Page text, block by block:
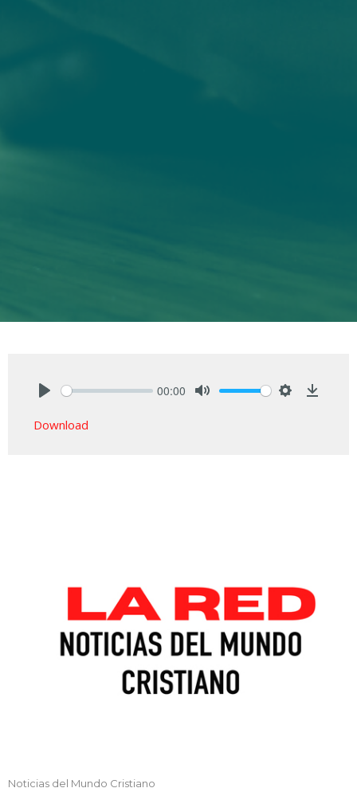
00:00
Download
Noticias del Mundo Cristiano